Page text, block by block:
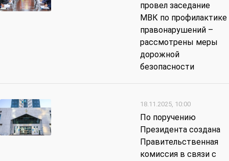
провел заседание
МВК по профилактике
правонарушений –
рассмотрены меры
дорожной
безопасности
18.11.2025, 10:00
По поручению
Президента создана
Правительственная
комиссия в связи с